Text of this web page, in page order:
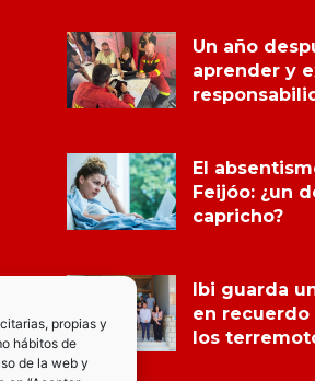
propias y
hábitos de
de la web y
Un año
aprender y
El
Feijóo: ¿un
capricho?
Ibi guarda
en recuerdo
los